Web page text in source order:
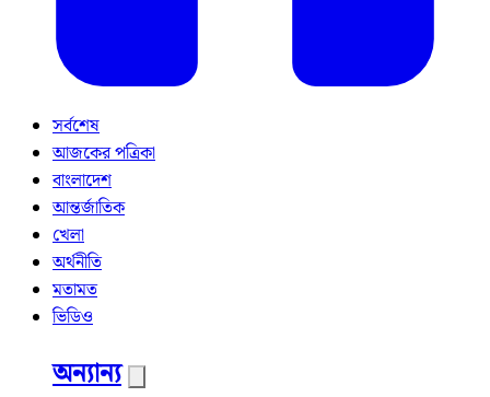
সর্বশেষ
আজকের পত্রিকা
বাংলাদেশ
আন্তর্জাতিক
খেলা
অর্থনীতি
মতামত
ভিডিও
অন্যান্য